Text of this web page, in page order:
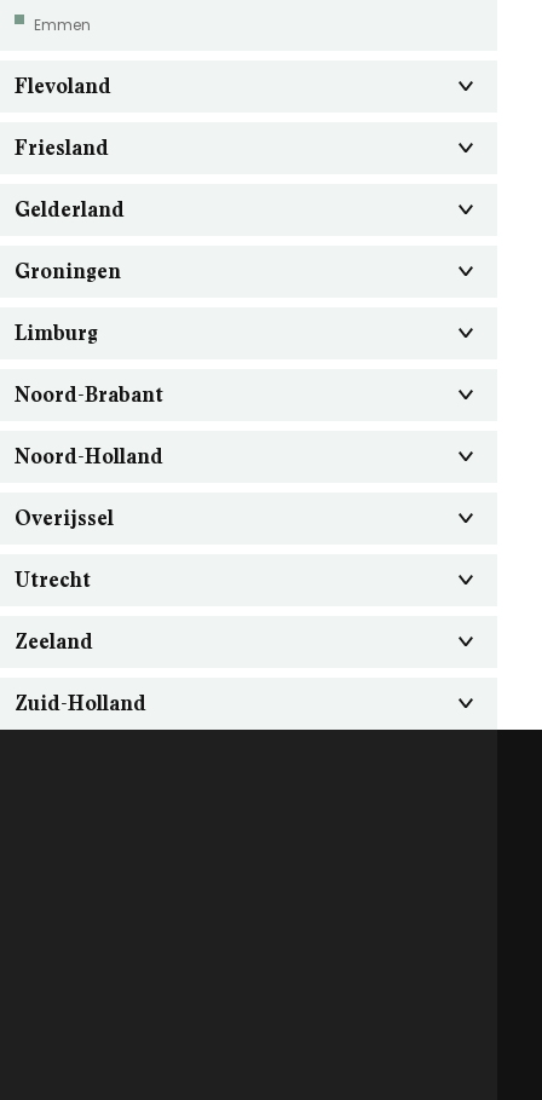
Emmen
Flevoland
Friesland
Gelderland
Groningen
Limburg
Noord-Brabant
Noord-Holland
Overijssel
Utrecht
Zeeland
Zuid-Holland